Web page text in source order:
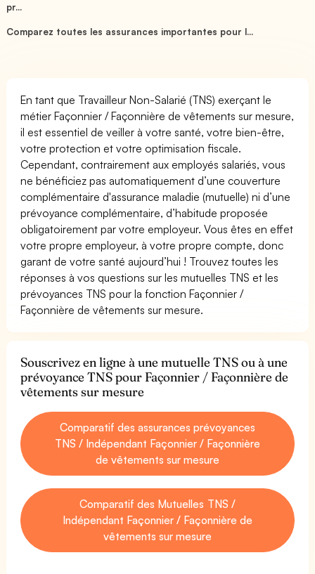
pr...
Comparez toutes les assurances importantes pour l...
En tant que Travailleur Non-Salarié (TNS) exerçant le
métier Façonnier / Façonnière de vêtements sur mesure,
il est essentiel de veiller à votre santé, votre bien-être,
votre protection et votre optimisation fiscale.
Cependant, contrairement aux employés salariés, vous
ne bénéficiez pas automatiquement d’une couverture
complémentaire d'assurance maladie (mutuelle) ni d’une
prévoyance complémentaire, d’habitude proposée
obligatoirement par votre employeur. Vous êtes en effet
votre propre employeur, à votre propre compte, donc
garant de votre santé aujourd’hui ! Trouvez toutes les
réponses à vos questions sur les mutuelles TNS et les
prévoyances TNS pour la fonction Façonnier /
Façonnière de vêtements sur mesure.
Souscrivez en ligne à une mutuelle TNS ou à une
prévoyance TNS pour Façonnier / Façonnière de
vêtements sur mesure
Comparatif des assurances prévoyances
TNS / Indépendant Façonnier / Façonnière
de vêtements sur mesure
Comparatif des Mutuelles TNS /
Indépendant Façonnier / Façonnière de
vêtements sur mesure